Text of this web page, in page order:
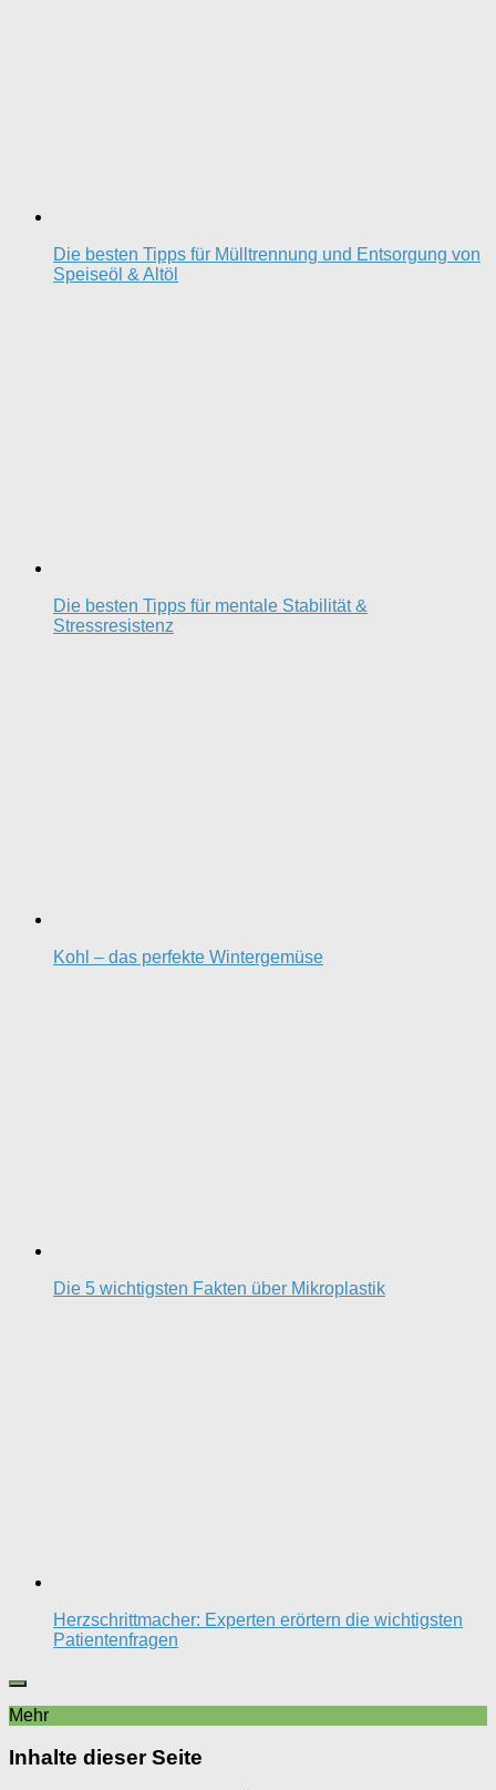
Die besten Tipps für Mülltrennung und Entsorgung von
Speiseöl & Altöl
Die besten Tipps für mentale Stabilität &
Stressresistenz
Kohl – das perfekte Wintergemüse
Die 5 wichtigsten Fakten über Mikroplastik
Herzschrittmacher: Experten erörtern die wichtigsten
Patientenfragen
Mehr
Inhalte dieser Seite